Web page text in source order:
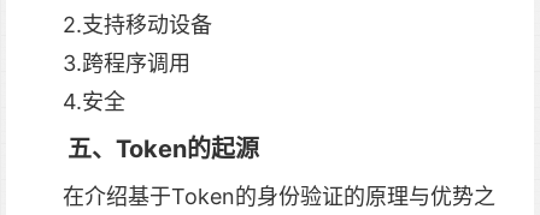
2.支持移动设备
3.跨程序调用
4.安全
五、Token的起源
在介绍基于Token的身份验证的原理与优势之